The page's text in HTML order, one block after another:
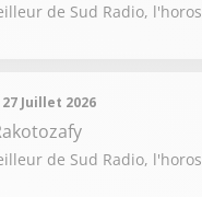
de Sud Radio,
Juillet 2026
de Sud Radio,